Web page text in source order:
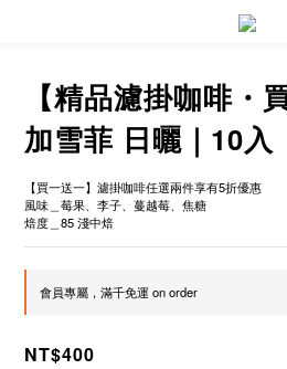
【精品濾掛咖啡・
加雪菲 日曬｜10入
【買一送一】濾掛咖啡任選兩件享有5折優惠
風味＿莓果、李子、蔓越莓、焦糖
焙度＿85 淺中焙
會員專屬，滿千免運 on order
NT$400